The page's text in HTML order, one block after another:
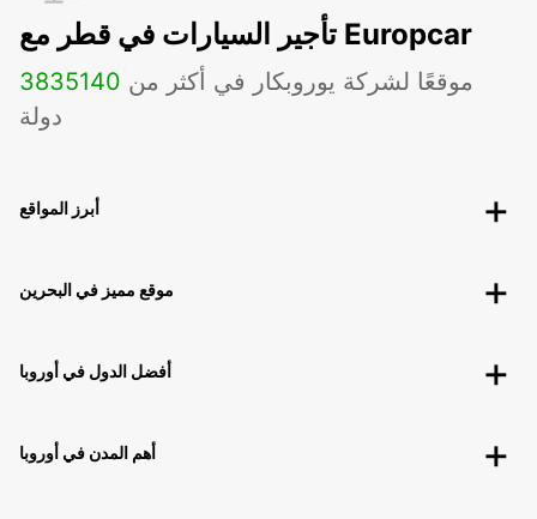
تأجير السيارات في قطر مع Europcar
3835 موقعًا لشركة يوروبكار في أكثر من 140
دولة
أبرز المواقع
موقع مميز في البحرين
أفضل الدول في أوروبا
أهم المدن في أوروبا